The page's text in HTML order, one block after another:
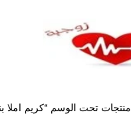
منتجات تحت الوسم “كريم املا